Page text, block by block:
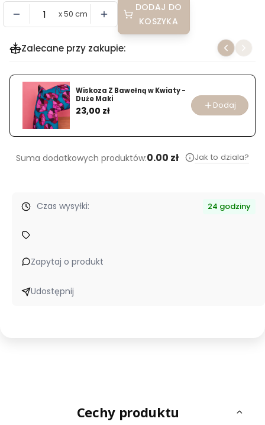
x 50 cm
DODAJ DO
KOSZYKA
Zalecane przy zakupie:
Wiskoza Z Bawełną w Kwiaty -
Duże Maki
Cena
23,00 zł Dodaj
Suma dodatkowych produktów:0.00 zł Jak to dziala?
Czas wysyłki: 24 godziny
Zapytaj o produkt
Udostępnij
Cechy produktu